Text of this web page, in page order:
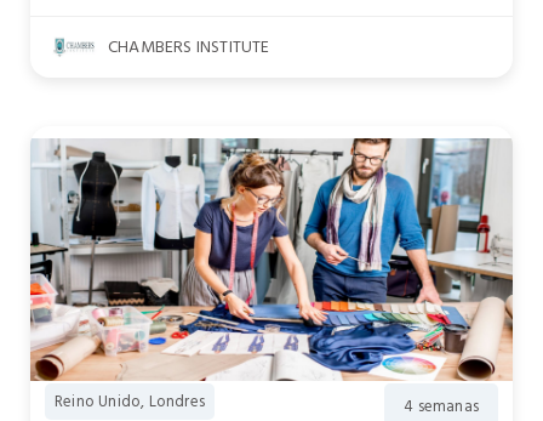
CHAMBERS INSTITUTE
Reino Unido, Londres 4 semanas